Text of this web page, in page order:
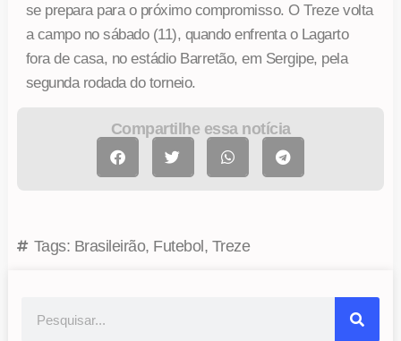
se prepara para o próximo compromisso. O Treze volta
a campo no sábado (11), quando enfrenta o Lagarto
fora de casa, no estádio Barretão, em Sergipe, pela
segunda rodada do torneio.
Compartilhe essa notícia
Tags: Brasileirão, Futebol , Treze